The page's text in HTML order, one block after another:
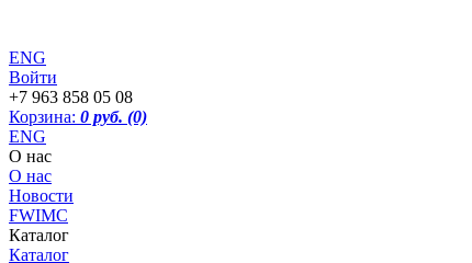
ENG
Войти
+7 963 858 05 08
Корзина: 0 руб. (0)
ENG
О нас
О нас
Новости
FWIMC
Каталог
Каталог